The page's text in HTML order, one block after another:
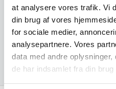
at analysere vores trafik. Vi
din brug af vores
for sociale medier,
analysepartnere. Vores
data med andre
de har indsamlet fra din
Laila